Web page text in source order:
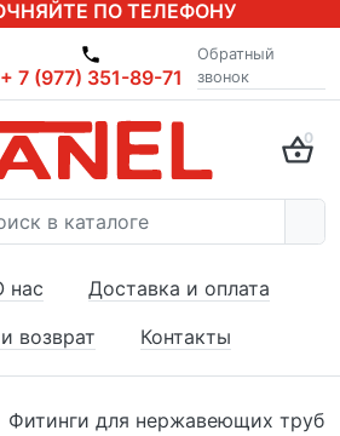
ПО ТЕЛЕФОНУ
+ 7 (977) 351-89-71
Обратный
звонок
0
нас
Доставка и оплата
возврат
Контакты
Фитинги для нержавеющих труб